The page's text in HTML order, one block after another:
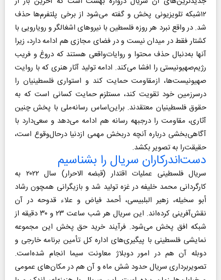
۱۲شبکه تلویزیونی پخش و گفته می‌شود از برخی پلتفرم‌ها حذف
شد. در واقع نبرد هر روزه فلسطین با نیروهای اشغالگر و رویارویی با
کشتار فقط در میدان نیست و در فضای مجازی هم ادامه دارد، زیرا
آنها به‌دنبال حذف محتوا و روایات‌واقعی هستند که دروغ و فریب
رژیم‌صهیونیستی را افشا می‌کند. ادامه تولید آثار هنری که با روایت
صهیونیست‌ها، ازمقاومت حمایت کند و استواری فلسطینیان را
درسرزمین خود تقویت کند، مستلزم حمایت کسانی است که به
حقوق فلسطینیان معتقدند. براین‌اساس رسانه‌ملی با پخش چنین
آثاری، مقاومت را درجبهه رسانه هم ادامه می‌دهد و سعی‌دارد با
آگاهی‌بخشی درباره آنچه دربخش مهمی ازدنیا درحال‌وقوع است،
حقیقت‌را به تصویر بکشد.
دست‌اندرکاران سریال را بشناسیم
سریال فلسطینی عملیات اقتدار (قبضه ‌الاحرار) سال ۲۰۲۲ به
کارگردانی محمد خلیفه در غزه تولید شد و بازیگرانی همچون رشاد
أبو سخیله، زهیر البلبیسی، أحمد فیاض و علاء قدوحه در آن
نقش‌آفرینی کرده‌اند. این سریال هر شب ساعت ۲۳ و ۳۰ دقیقه از
شبکه افق پخش می‌شود. فرآیند خرید حق پخش این مجموعه
نمایشی فلسطینی با پیگیری‌های اداره کل تأمین برنامه خارجی و
دوبله آن هم در امور دوبلاژ معاونت سیما انجام شده‌است.
تصویربرداری سریال حدود شش ماه و آن هم در مکان‌‎های عمومی